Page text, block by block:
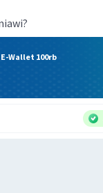
Wallet 100rb